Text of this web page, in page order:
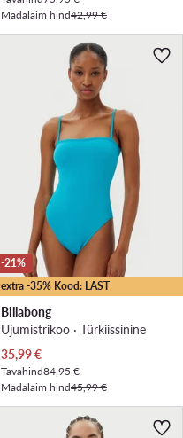
Madalaim hind42,99 €
extra -35% Kood: LAST
-21%
Billabong
Ujumistrikoo · Türkiissinine
Praegune hind
35,99€
Tavahind84,95 €
Madalaim hind45,99 €